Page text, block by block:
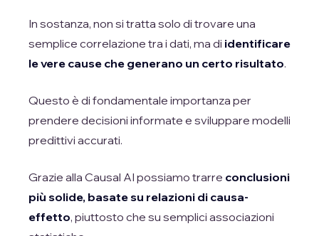
In sostanza, non si tratta solo di trovare una
semplice correlazione tra i dati, ma di identificare
le vere cause che generano un certo risultato.
Questo è di fondamentale importanza per
prendere decisioni informate e sviluppare modelli
predittivi accurati.
Grazie alla Causal AI possiamo trarre conclusioni
più solide, basate su relazioni di causa-
effetto, piuttosto che su semplici associazioni